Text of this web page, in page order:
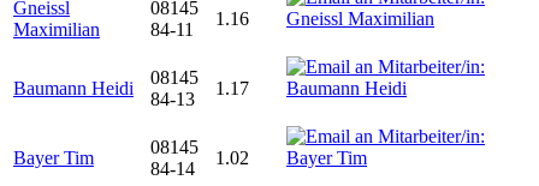
Gneissl
Maximilian
08145
84-11
1.16
Baumann Heidi
08145
84-13
1.17
Bayer Tim
08145
84-14
1.02